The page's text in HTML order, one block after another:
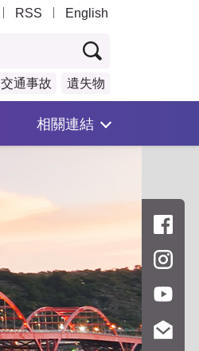
RSS English
交通事故 遺失物
相關連結